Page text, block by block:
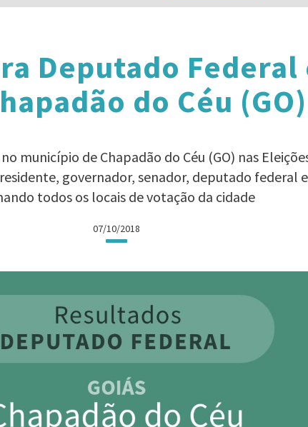
Deputado Federal
do Céu (GO)
município de Chapadão do Céu (GO) nas
governador, senador, deputado federal
todos os locais de votação da cidade
07/10/2018